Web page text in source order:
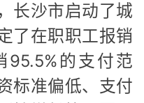
长沙市启动了城
了在职职工报销
95.5%的支付范
标准偏低、支付